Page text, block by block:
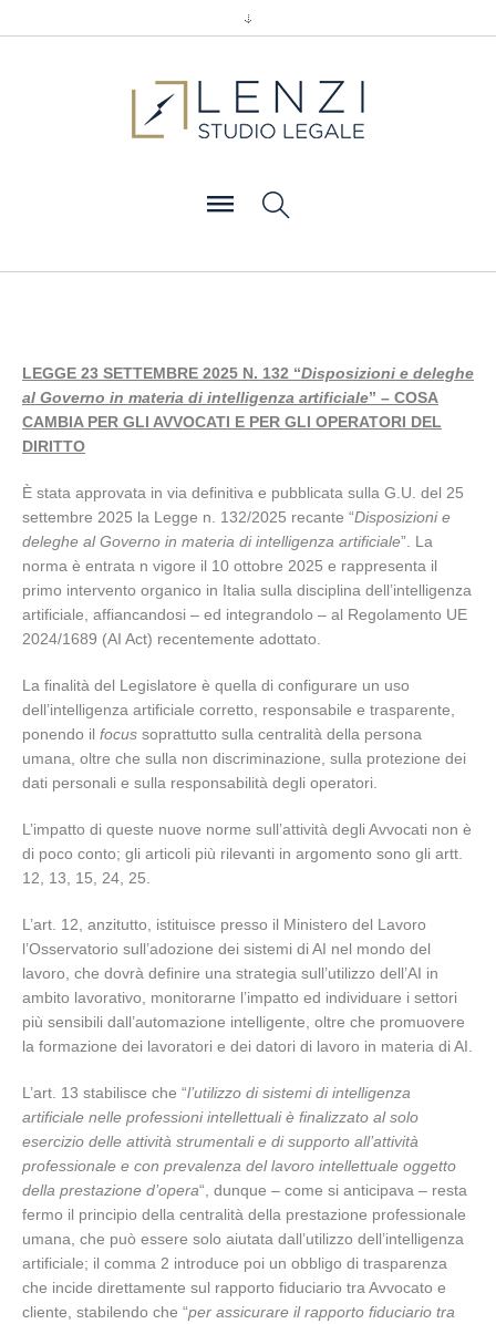
LEGGE 23 SETTEMBRE 2025 N. 132 “Disposizioni e deleghe
al Governo in materia di intelligenza artificiale” – COSA
CAMBIA PER GLI AVVOCATI E PER GLI OPERATORI DEL
DIRITTO
È stata approvata in via definitiva e pubblicata sulla G.U. del 25
settembre 2025 la Legge n. 132/2025 recante “Disposizioni e
deleghe al Governo in materia di intelligenza artificiale”. La
norma è entrata n vigore il 10 ottobre 2025 e rappresenta il
primo intervento organico in Italia sulla disciplina dell’intelligenza
artificiale, affiancandosi – ed integrandolo – al Regolamento UE
2024/1689 (AI Act) recentemente adottato.
La finalità del Legislatore è quella di configurare un uso
dell’intelligenza artificiale corretto, responsabile e trasparente,
ponendo il focus soprattutto sulla centralità della persona
umana, oltre che sulla non discriminazione, sulla protezione dei
dati personali e sulla responsabilità degli operatori.
L’impatto di queste nuove norme sull’attività degli Avvocati non è
di poco conto; gli articoli più rilevanti in argomento sono gli artt.
12, 13, 15, 24, 25.
L’art. 12, anzitutto, istituisce presso il Ministero del Lavoro
l’Osservatorio sull’adozione dei sistemi di AI nel mondo del
lavoro, che dovrà definire una strategia sull’utilizzo dell’AI in
ambito lavorativo, monitorarne l’impatto ed individuare i settori
più sensibili dall’automazione intelligente, oltre che promuovere
la formazione dei lavoratori e dei datori di lavoro in materia di AI.
L’art. 13 stabilisce che “l’utilizzo di sistemi di intelligenza
artificiale nelle professioni intellettuali è finalizzato al solo
esercizio delle attività strumentali e di supporto all’attività
professionale e con prevalenza del lavoro intellettuale oggetto
della prestazione d’opera“, dunque – come si anticipava – resta
fermo il principio della centralità della prestazione professionale
umana, che può essere solo aiutata dall’utilizzo dell’intelligenza
artificiale; il comma 2 introduce poi un obbligo di trasparenza
che incide direttamente sul rapporto fiduciario tra Avvocato e
cliente, stabilendo che “per assicurare il rapporto fiduciario tra